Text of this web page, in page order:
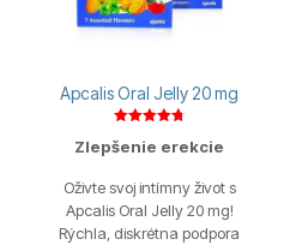
Apcalis Oral Jelly 20 mg
4.75
Zlepšenie erekcie
Oživte svoj intímny život s
Apcalis Oral Jelly 20 mg!
Rýchla, diskrétna podpora